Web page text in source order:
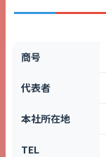
商号
代表者
本社所在地
TEL